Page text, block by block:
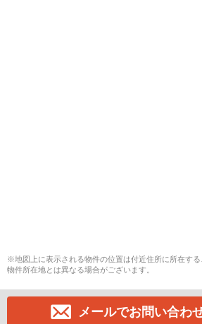
※地図上に表示される物件の位置は付近住所に所在す
物件所在地とは異なる場合がございます。
メールでお問い合わ